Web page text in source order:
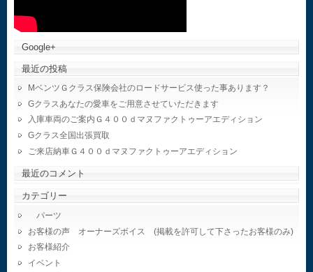
Google+
最近の投稿
MベンツＧクラス保険会社のロードサービス使った事あります？
Gクラスあなたの愛車をご用意させていただきます
入庫車両のご案内Ｇ４００ｄマヌファクトゥーアエディション
Gクラス全国出張買取
ご来店納車Ｇ４００ｄマヌファクトゥーアエディション
最近のコメント
カテゴリー
パーツ
お客様の声 オーナーズボイス (掲載を許可して下さったお客様のみ)
お客様紹介
イベント